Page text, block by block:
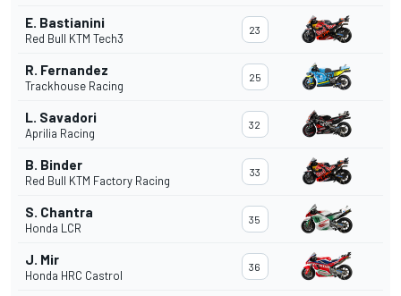
E. Bastianini
Red Bull KTM Tech3
23
R. Fernandez
Trackhouse Racing
25
L. Savadori
Aprilia Racing
32
B. Binder
Red Bull KTM Factory Racing
33
S. Chantra
Honda LCR
35
J. Mir
Honda HRC Castrol
36